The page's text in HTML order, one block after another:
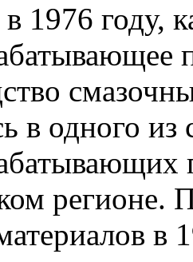
1976 году,
в одного
регионе.
в